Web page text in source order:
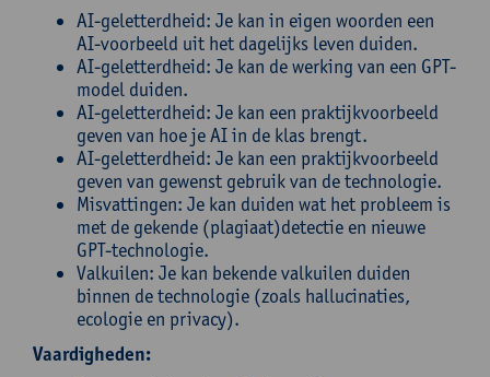
AI-geletterdheid: Je kan in eigen woorden een
AI-voorbeeld uit het dagelijks leven duiden.
AI-geletterdheid: Je kan de werking van een GPT-
model duiden.
AI-geletterdheid: Je kan een praktijkvoorbeeld
geven van hoe je AI in de klas brengt.
AI-geletterdheid: Je kan een praktijkvoorbeeld
geven van gewenst gebruik van de technologie.
Misvattingen: Je kan duiden wat het probleem is
met de gekende (plagiaat)detectie en nieuwe
GPT-technologie.
Valkuilen: Je kan bekende valkuilen duiden
binnen de technologie (zoals hallucinaties,
ecologie en privacy).
Vaardigheden: